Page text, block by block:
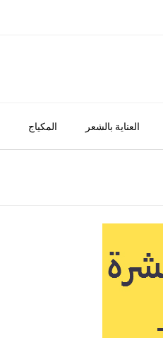
المكياج العناية بالشعر